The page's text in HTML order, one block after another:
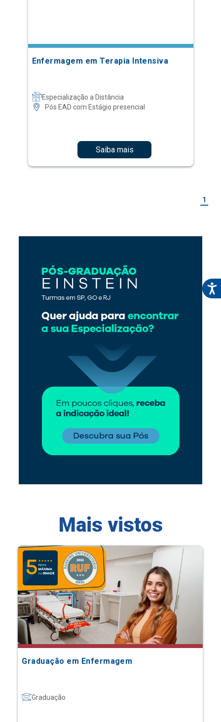
Enfermagem em Terapia Intensiva
Especialização a Distância
Pós EAD com Estágio presencial
Saiba mais
1
Mais vistos
Graduação em Enfermagem
Graduação